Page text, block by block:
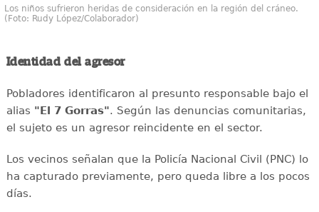
Los niños sufrieron heridas de consideración en la región del cráneo.
(Foto: Rudy López/Colaborador)
Identidad del agresor
Pobladores identificaron al presunto responsable bajo el
alias "El 7 Gorras". Según las denuncias comunitarias,
el sujeto es un agresor reincidente en el sector.
Los vecinos señalan que la Policía Nacional Civil (PNC) lo
ha capturado previamente, pero queda libre a los pocos
días.